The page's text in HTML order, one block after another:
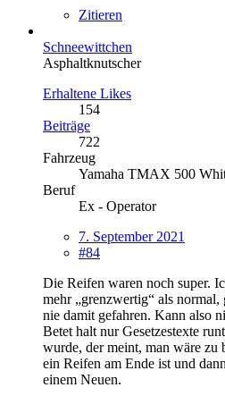
Zitieren
Schneewittchen
Asphaltknutscher
Erhaltene Likes
154
Beiträge
722
Fahrzeug
Yamaha TMAX 500
Beruf
Ex - Operator
7. September 2021
#84
Die Reifen waren noch super.
mehr „grenzwertig“ als
nie damit gefahren. Kann also
Betet halt nur Gesetzestexte
wurde, der meint, man wäre zu
ein Reifen am Ende ist und
einem Neuen.